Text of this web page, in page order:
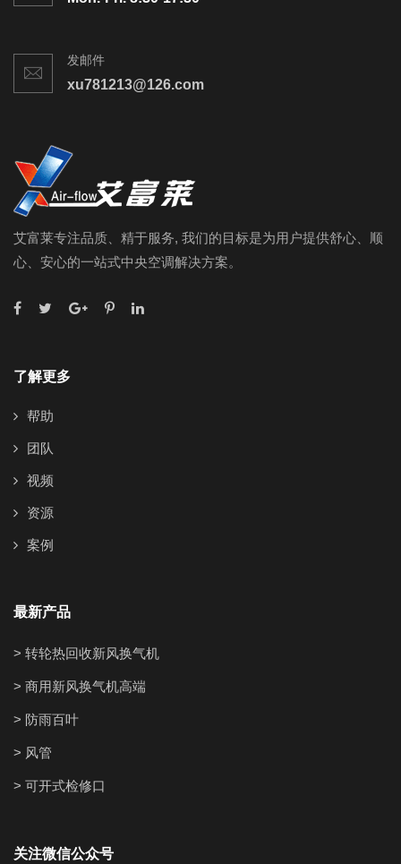
发邮件
xu781213@126.com
艾富莱专注品质、精于服务, 我们的目标是为用户提供舒心、顺
心、安心的一站式中央空调解决方案。
了解更多
帮助
团队
视频
资源
案例
最新产品
> 转轮热回收新风换气机
> 商用新风换气机高端
> 防雨百叶
> 风管
> 可开式检修口
关注微信公众号